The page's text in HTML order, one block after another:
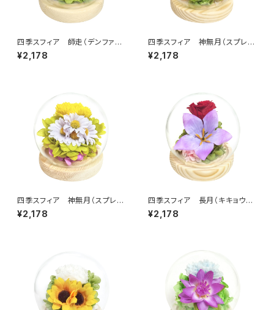
四季スフィア 師走（デンファ
レ） C38312
¥2,178
四季スフィア 神無月（スプレー
マム） C38311
¥2,178
四季スフィア 神無月（スプレー
マム） C38310
¥2,178
四季スフィア 長月（キキョウ）
C38309
¥2,178